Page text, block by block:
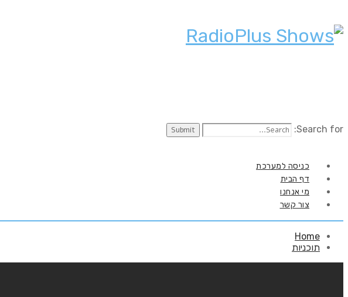
Search for:
כניסה למערכת
דף הבית
מי אנחנו
צור קשר
Home
תוכניות